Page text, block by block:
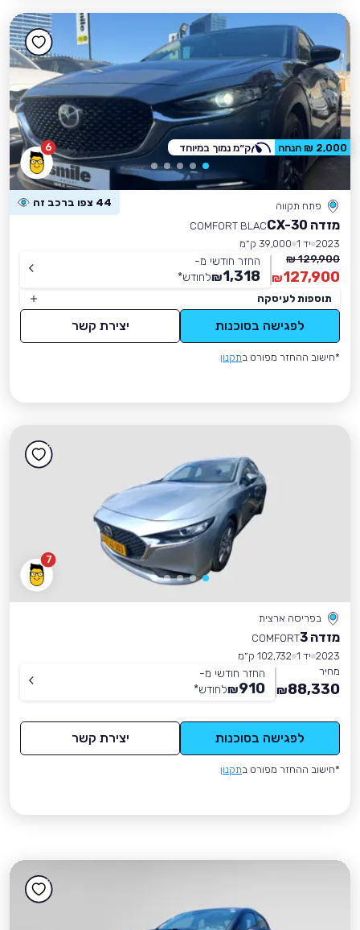
6
פתח תקווה 44 צפו ברכב זה
מזדה CX-30
COMFORT BLAC
2023 יד 1
39,000 ק״מ
129,900 ₪
127,900
₪
החזר חודשי מ-
1,318
₪לחודש*
תוספות לעיסקה
לפגישה בסוכנות יצירת קשר
*חישוב ההחזר מפורט בתקנון
2,000 ₪ הנחה ק״מ נמוך במיוחד
7
בפריסה ארצית
מזדה 3
COMFORT
2023 יד 1
102,732 ק״מ
מחיר
88,330
₪
החזר חודשי מ-
910
₪לחודש*
לפגישה בסוכנות יצירת קשר
*חישוב ההחזר מפורט בתקנון